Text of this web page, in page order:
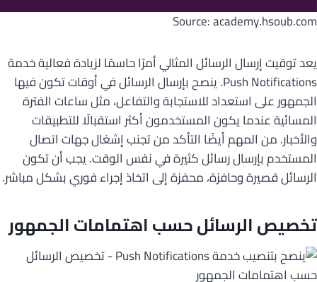
Source: academy.hsoub.com
يعد توقيت إرسال الرسائل المثالي أمرًا حاسمًا لزيادة فعالية خدمة
Push Notifications. ينصح بإرسال الرسائل في أوقات تكون فيها
الجمهور على استعداد للاستجابة والتفاعل، مثل ساعات الفترة
المسائية عندما يكون المستخدمون أكثر استقبالًا للتطبيقات
والأخبار. من المهم أيضًا التأكد من تجنب إشغال جهات اتصال
المستخدم بإرسال رسائل كثيرة في نفس الوقت. يجب أن تكون
الرسائل قصيرة وحافزة، محفزة إلى اتخاذ إجراء فوري بشكل مباشر.
تخصيص الرسائل حسب اهتمامات الجمهور